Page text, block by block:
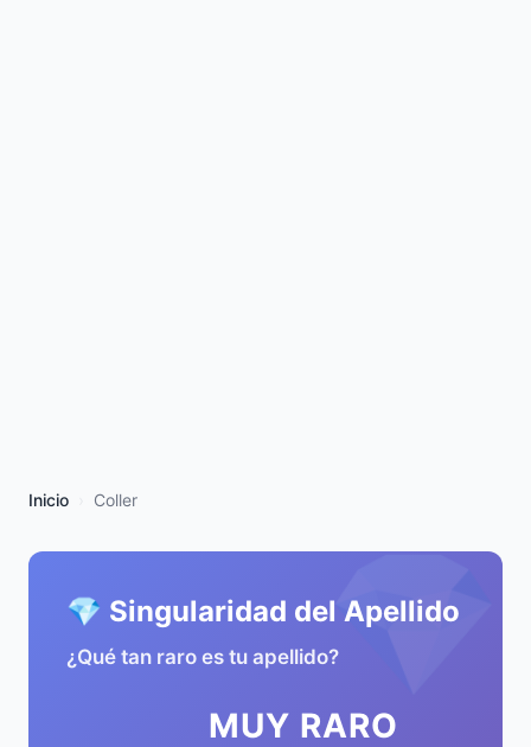
Inicio Coller
💎
💎 Singularidad del Apellido
¿Qué tan raro es tu apellido?
MUY RARO